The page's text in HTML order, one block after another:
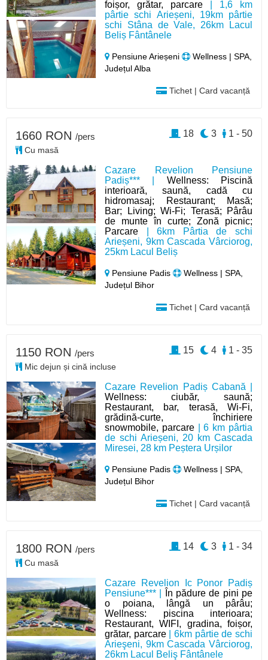
foișor, grătar, parcare | 1,6 km
pârtie schi Arieșeni, 19km pârtie
schi Stâna de Vale, 26km Lacul
Beliș Fântânele
Pensiune Arieșeni
Wellness | SPA,
Județul Alba
Tichet | Card vacanță
Cazare Revelion Pensiune
Padiș*** | Wellness: Piscină
interioară, saună, cadă cu
hidromasaj; Restaurant; Masă;
Bar; Living; Wi-Fi; Terasă; Pârâu
de munte în curte; Zonă picnic;
Parcare | 6km Pârtia de schi
Arieșeni, 9km Cascada Vârciorog,
25km Lacul Beliș
Pensiune Padis
Wellness | SPA,
Județul Bihor
Tichet | Card vacanță
1660 RON /pers
Cu masă
1 - 50
3
18
Cazare Revelion Padiș Cabană |
Wellness: ciubăr, saună;
Restaurant, bar, terasă, Wi-Fi,
grădină-curte, închiriere
snowmobile, parcare| 6 km pârtia
de schi Arieșeni, 20 km Cascada
Miresei, 28 km Peștera Urșilor
Pensiune Padis
Wellness | SPA,
Județul Bihor
Tichet | Card vacanță
1150 RON /pers
Mic dejun și cină incluse
1 - 35
4
15
Cazare Revelion Ic Ponor Padiș
Pensiune*** |
În pădure de pini pe
o poiana, lângă un pârâu;
Wellness: piscina interioara;
Restaurant, WIFI, gradina, foișor,
grătar, parcare| 6km pârtie de schi
Arieşeni, 9km Cascada Vârciorog,
26km Lacul Beliş Fântânele
1800 RON /pers
Cu masă
1 - 34
3
14